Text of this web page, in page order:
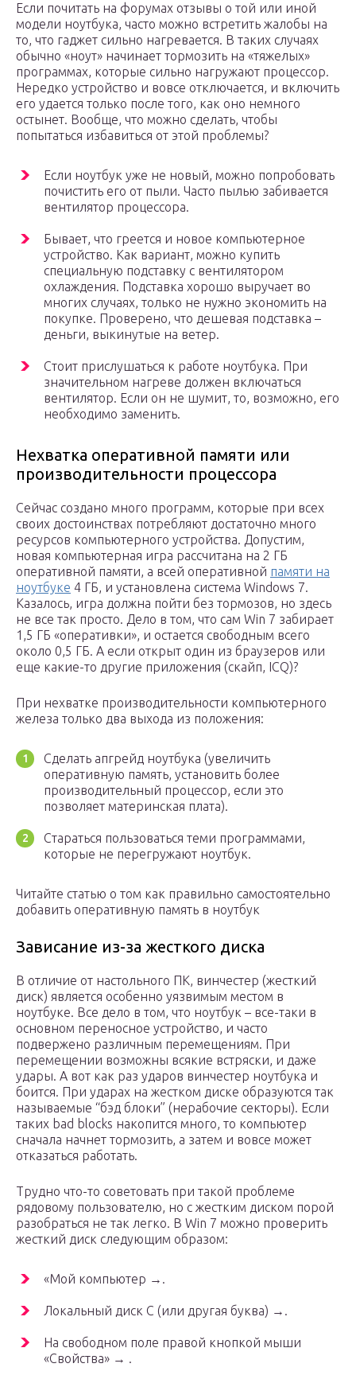
Если почитать на форумах отзывы о той или иной
модели ноутбука, часто можно встретить жалобы на
то, что гаджет сильно нагревается. В таких случаях
обычно «ноут» начинает тормозить на «тяжелых»
программах, которые сильно нагружают процессор.
Нередко устройство и вовсе отключается, и включить
его удается только после того, как оно немного
остынет. Вообще, что можно сделать, чтобы
попытаться избавиться от этой проблемы?
Если ноутбук уже не новый, можно попробовать
почистить его от пыли. Часто пылью забивается
вентилятор процессора.
Бывает, что греется и новое компьютерное
устройство. Как вариант, можно купить
специальную подставку с вентилятором
охлаждения. Подставка хорошо выручает во
многих случаях, только не нужно экономить на
покупке. Проверено, что дешевая подставка –
деньги, выкинутые на ветер.
Стоит прислушаться к работе ноутбука. При
значительном нагреве должен включаться
вентилятор. Если он не шумит, то, возможно, его
необходимо заменить.
Нехватка оперативной памяти или
производительности процессора
Сейчас создано много программ, которые при всех
своих достоинствах потребляют достаточно много
ресурсов компьютерного устройства. Допустим,
новая компьютерная игра рассчитана на 2 ГБ
оперативной памяти, а всей оперативной памяти на
ноутбуке 4 ГБ, и установлена система Windows 7.
Казалось, игра должна пойти без тормозов, но здесь
не все так просто. Дело в том, что сам Win 7 забирает
1,5 ГБ «оперативки», и остается свободным всего
около 0,5 ГБ. А если открыт один из браузеров или
еще какие-то другие приложения (скайп, ICQ)?
При нехватке производительности компьютерного
железа только два выхода из положения:
Сделать апгрейд ноутбука (увеличить
оперативную память, установить более
производительный процессор, если это
позволяет материнская плата).
Стараться пользоваться теми программами,
которые не перегружают ноутбук.
Читайте статью о том как правильно самостоятельно
добавить оперативную память в ноутбук
Зависание из-за жесткого диска
В отличие от настольного ПК, винчестер (жесткий
диск) является особенно уязвимым местом в
ноутбуке. Все дело в том, что ноутбук – все-таки в
основном переносное устройство, и часто
подвержено различным перемещениям. При
перемещении возможны всякие встряски, и даже
удары. А вот как раз ударов винчестер ноутбука и
боится. При ударах на жестком диске образуются так
называемые “бэд блоки” (нерабочие секторы). Если
таких bad blocks накопится много, то компьютер
сначала начнет тормозить, а затем и вовсе может
отказаться работать.
Трудно что-то советовать при такой проблеме
рядовому пользователю, но с жестким диском порой
разобраться не так легко. В Win 7 можно проверить
жесткий диск следующим образом:
«Мой компьютер →.
Локальный диск C (или другая буква) →.
На свободном поле правой кнопкой мыши
«Свойства» → .